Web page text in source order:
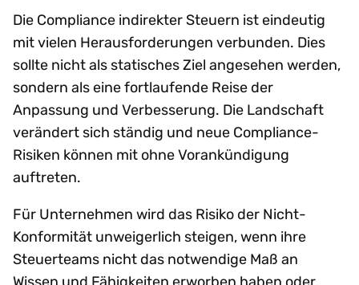
Die Compliance indirekter Steuern ist eindeutig
mit vielen Herausforderungen verbunden. Dies
sollte nicht als statisches Ziel angesehen werden,
sondern als eine fortlaufende Reise der
Anpassung und Verbesserung. Die Landschaft
verändert sich ständig und neue Compliance-
Risiken können mit ohne Vorankündigung
auftreten.
Für Unternehmen wird das Risiko der Nicht-
Konformität unweigerlich steigen, wenn ihre
Steuerteams nicht das notwendige Maß an